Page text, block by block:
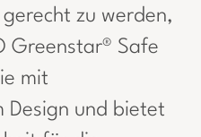
zu werden,
Greenstar® Safe
mit
Design und bietet